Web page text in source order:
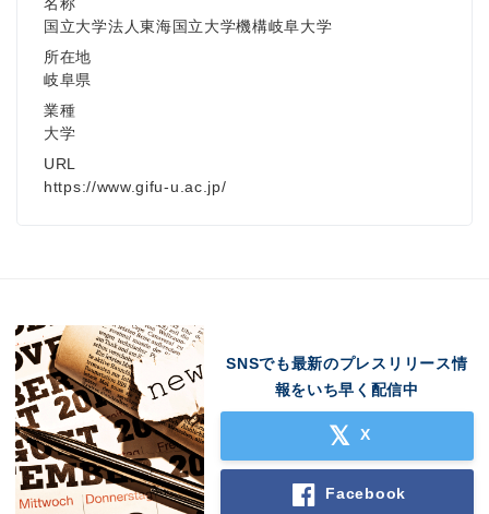
名称
国立大学法人東海国立大学機構岐阜大学
所在地
岐阜県
業種
大学
URL
https://www.gifu-u.ac.jp/
SNSでも最新のプレスリリース情
報をいち早く配信中
X
Facebook
English